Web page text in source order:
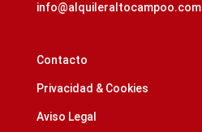
info@alquileraltocampoo.com
Contacto
Privacidad & Cookies
Aviso Legal